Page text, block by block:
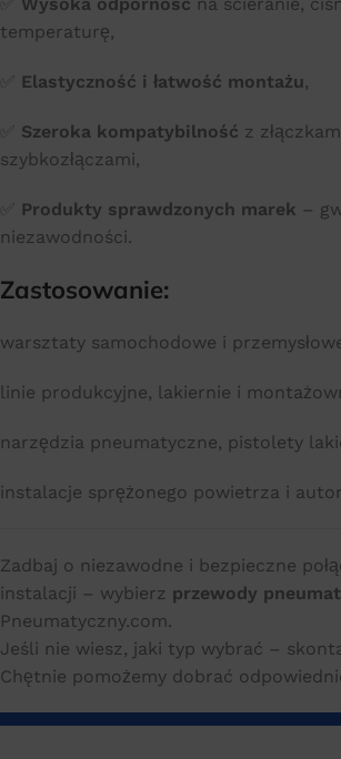
temperaturę,
Elastyczność i łatwość montażu,
Szeroka kompatybilność z
szybkozłączami,
Produkty sprawdzonych marek –
niezawodności.
Zastosowanie:
warsztaty samochodowe i
linie produkcyjne, lakiernie i
narzędzia pneumatyczne, pistolety
instalacje sprężonego powietrza i
Zadbaj o niezawodne i bezpieczne
instalacji – wybierz przewody
Pneumatyczny.com.
Jeśli nie wiesz, jaki typ wybrać –
Chętnie pomożemy dobrać